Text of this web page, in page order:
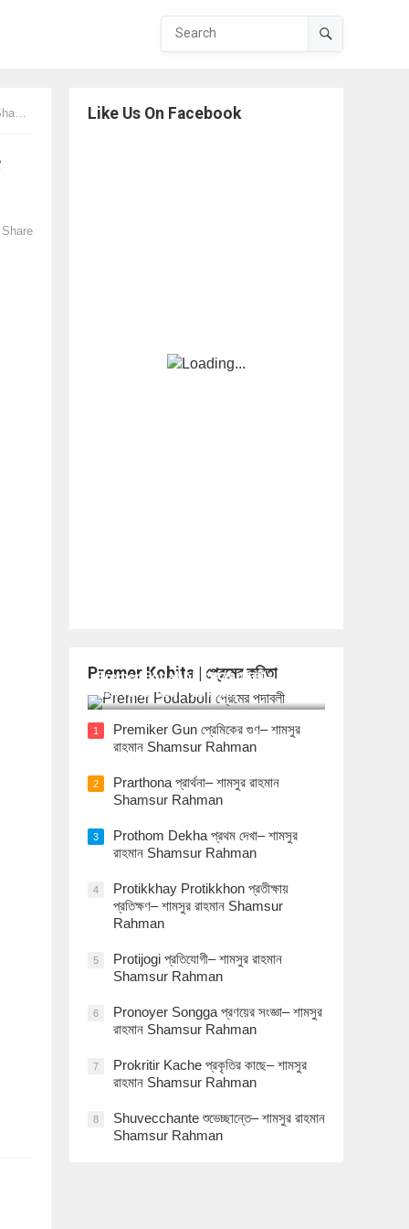
Share
Like Us On Facebook
Premer Kobita | প্রেমের কবিতা
Premer Podaboli প্রেমের পদাবলী– শামসুর
রাহমান Shamsur Rahman
1
Premiker Gun প্রেমিকের গুণ– শামসুর
রাহমান Shamsur Rahman
2
Prarthona প্রার্থনা– শামসুর রাহমান
Shamsur Rahman
3
Prothom Dekha প্রথম দেখা– শামসুর
রাহমান Shamsur Rahman
4
Protikkhay Protikkhon প্রতীক্ষায়
প্রতিক্ষণ– শামসুর রাহমান Shamsur
Rahman
5
Protijogi প্রতিযোগী– শামসুর রাহমান
Shamsur Rahman
6
Pronoyer Songga প্রণয়ের সংজ্ঞা– শামসুর
রাহমান Shamsur Rahman
7
Prokritir Kache প্রকৃতির কাছে– শামসুর
রাহমান Shamsur Rahman
8
Shuvecchante শুভেচ্ছান্তে– শামসুর রাহমান
Shamsur Rahman